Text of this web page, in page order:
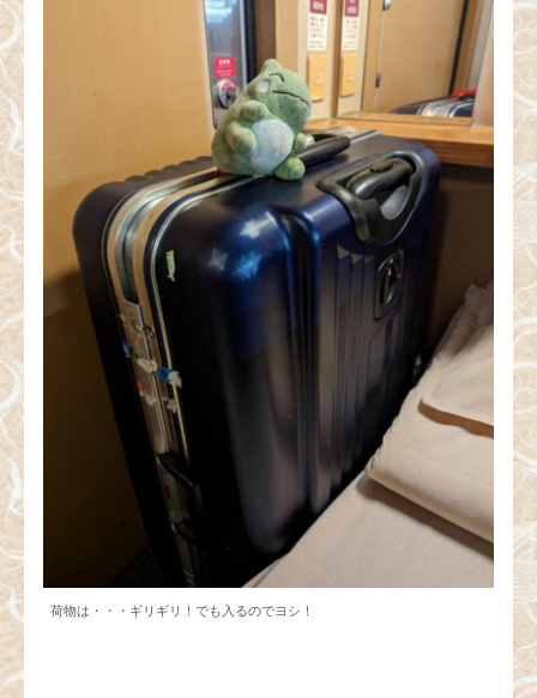
荷物は・・・ギリギリ！でも入るのでヨシ！